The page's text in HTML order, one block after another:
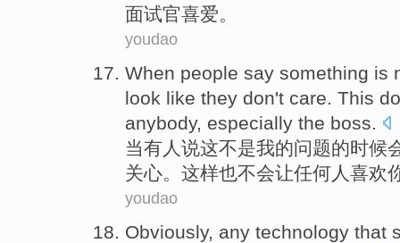
面试官喜爱。
youdao
When people say something is
look like they don't care. This
anybody, especially the boss.
当有人 说这不是我的问题的时候
关心。 这样也不会让任何人 喜欢
youdao
Obviously, any technology that